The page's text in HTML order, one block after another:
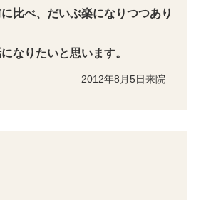
比べ、だいぶ楽になりつつあり
なりたいと思います。
2012年8月5日来院